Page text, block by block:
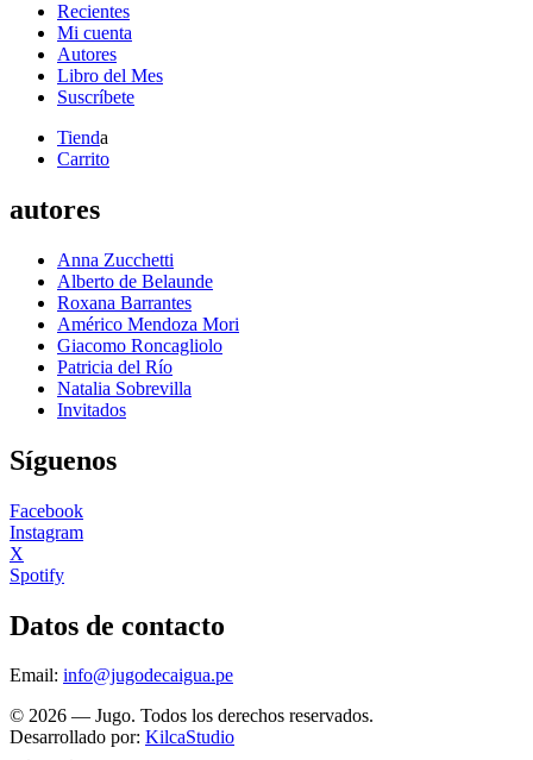
Recientes
Mi cuenta
Autores
Libro del Mes
Suscríbete
Tienda
Carrito
autores
Anna Zucchetti
Alberto de Belaunde
Roxana Barrantes
Américo Mendoza Mori
Giacomo Roncagliolo
Patricia del Río
Natalia Sobrevilla
Invitados
Síguenos
Facebook
Instagram
X
Spotify
Datos de contacto
Email: info@jugodecaigua.pe
© 2026 — Jugo. Todos los derechos reservados.
Desarrollado por: KilcaStudio